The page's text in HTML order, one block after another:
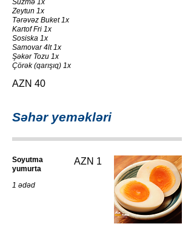
Süzmə 1x
Zeytun 1x
Tərəvəz Buket 1x
Kartof Fri 1x
Sosiska 1x
Samovar 4lt 1x
Şəkər Tozu 1x
Çörək (qarışıq) 1x
AZN 40
Səhər yeməkləri
Soyutma
yumurta
1 ədəd
AZN 1